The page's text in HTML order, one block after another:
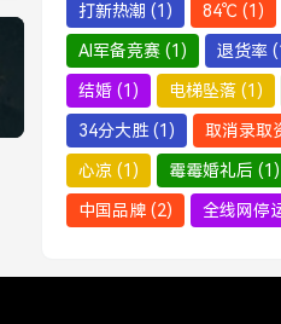
打新热潮 (1) 84℃ (1)
AI军备竞赛 (1) 退货率
结婚 (1) 电梯坠落 (1)
34分大胜 (1) 取消录取
心凉 (1) 霉霉婚礼后 (1)
中国品牌 (2) 全线网停